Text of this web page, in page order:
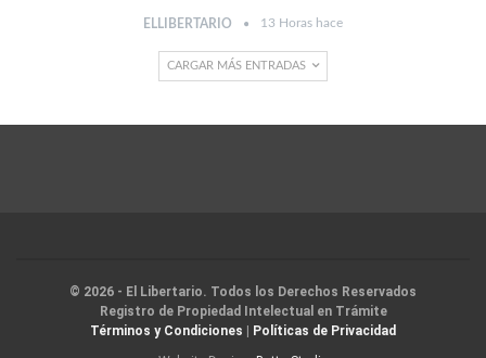
ELLIBERTARIO 13 Horas hace
CARGAR MÁS ENTRADAS
© 2026 - El Libertario. Todos los Derechos Reservados
Registro de Propiedad Intelectual en Trámite
Términos y Condiciones | Políticas de Privacidad